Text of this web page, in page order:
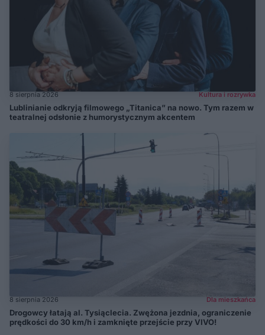
8 sierpnia 2026 Kultura i rozrywka
Lublinianie odkryją filmowego „Titanica” na nowo. Tym razem w
teatralnej odsłonie z humorystycznym akcentem
8 sierpnia 2026 Dla mieszkańca
Drogowcy łatają al. Tysiąclecia. Zwężona jezdnia, ograniczenie
prędkości do 30 km/h i zamknięte przejście przy VIVO!